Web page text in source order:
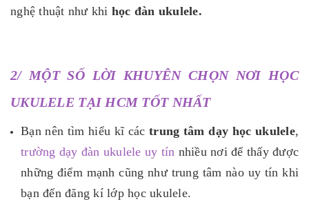
nghệ thuật như khi học đàn ukulele.
2/ MỘT SỐ LỜI KHUYÊN CHỌN NƠI HỌC
UKULELE TẠI HCM TỐT NHẤT
Bạn nên tìm hiểu kĩ cáctrung tâm dạy học ukulele,
trường dạy đàn ukulele uy tín nhiều nơi để thấy được
những điểm mạnh cũng như trung tâm nào uy tín khi
bạn đến đăng kí lớp học ukulele.